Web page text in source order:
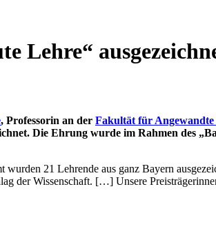
Lehre“
, Professorin an der Fakultät für Angewandte
Die Ehrung wurde im Rahmen des
21 Lehrende aus ganz Bayern
der Wissenschaft. […] Unsere